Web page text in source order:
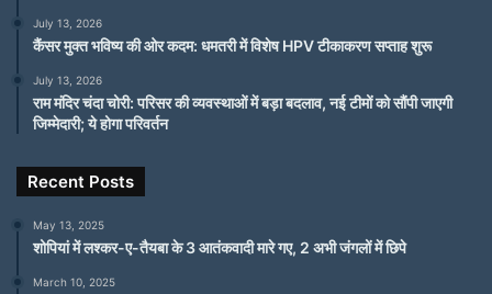
July 13, 2026
कैंसर मुक्त भविष्य की ओर कदम: धमतरी में विशेष HPV टीकाकरण सप्ताह शुरू
July 13, 2026
राम मंदिर चंदा चोरी: परिसर की व्यवस्थाओं में बड़ा बदलाव, नई टीमों को सौंपी जाएगी
जिम्मेदारी; ये होगा परिवर्तन
Recent Posts
May 13, 2025
शोपियां में लश्कर-ए-तैयबा के 3 आतंकवादी मारे गए, 2 अभी जंगलों में छिपे
March 10, 2025